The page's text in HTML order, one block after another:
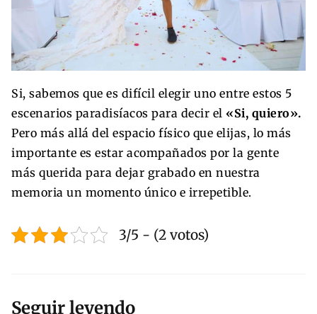
Si, sabemos que es difícil elegir uno entre estos 5
escenarios paradisíacos para decir el «Si, quiero».
Pero más allá del espacio físico que elijas, lo más
importante es estar acompañados por la gente
más querida para dejar grabado en nuestra
memoria un momento único e irrepetible.
3/5 - (2 votos)
Seguir leyendo